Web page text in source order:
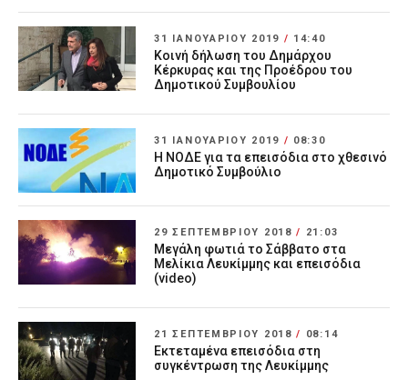
31 ΙΑΝΟΥΑΡΊΟΥ 2019 / 14:40
Κοινή δήλωση του Δημάρχου
Κέρκυρας και της Προέδρου του
Δημοτικού Συμβουλίου
31 ΙΑΝΟΥΑΡΊΟΥ 2019 / 08:30
Η ΝΟΔΕ για τα επεισόδια στο χθεσινό
Δημοτικό Συμβούλιο
29 ΣΕΠΤΕΜΒΡΊΟΥ 2018/ 21:03
Μεγάλη φωτιά το Σάββατο στα
Μελίκια Λευκίμμης και επεισόδια
(video)
21 ΣΕΠΤΕΜΒΡΊΟΥ 2018/ 08:14
Εκτεταμένα επεισόδια στη
συγκέντρωση της Λευκίμμης